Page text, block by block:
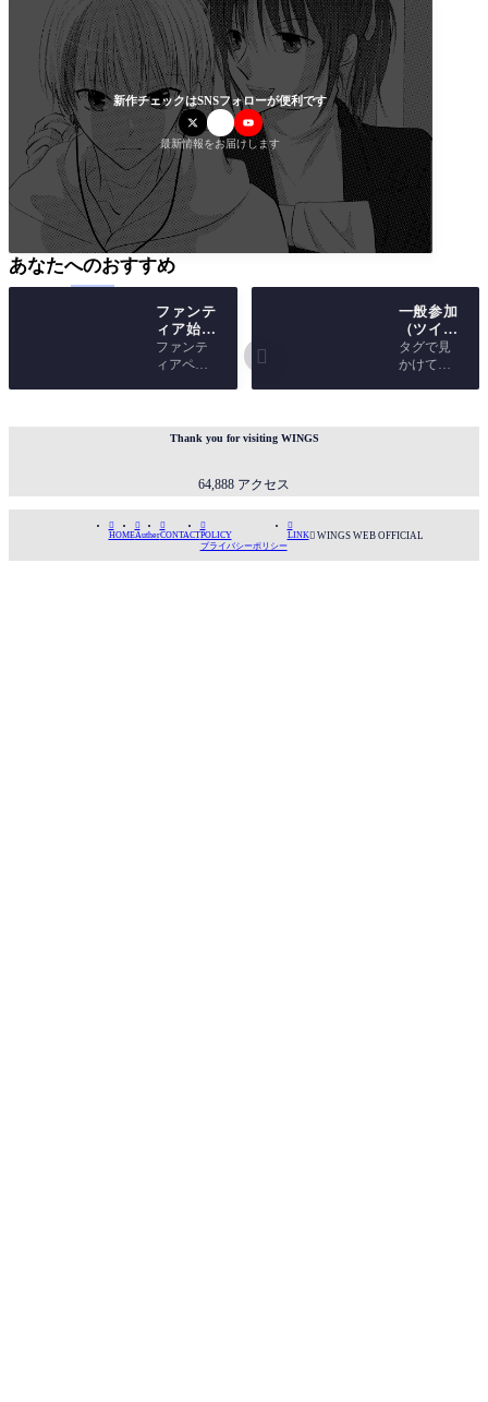
新作チェックはSNSフォローが便利です
最新情報をお届けします
あなたへのおすすめ
ファンテ
ィア始動
／今後の
創作活動
ファンテ
ィアペー
てからあ
毎日ログ
くれるガ
チファン
一般参加
（ツイッ
ターのフ
ォロワさ
タグで見
かけて勝
うれしい

Thank you for visiting WINGS
64,888 アクセス

HOME

Auther

CONTACT

POLICY
プライバシーポリシー

LINK WINGS WEB OFFICIAL